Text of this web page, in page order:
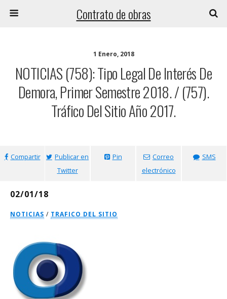
Contrato de obras
1 Enero, 2018
NOTICIAS (758): Tipo Legal De Interés De
Demora, Primer Semestre 2018. / (757).
Tráfico Del Sitio Año 2017.
Compartir
Publicar en
Twitter
Pin
Correo
electrónico
SMS
02/01/18
NOTICIAS / TRAFICO DEL SITIO